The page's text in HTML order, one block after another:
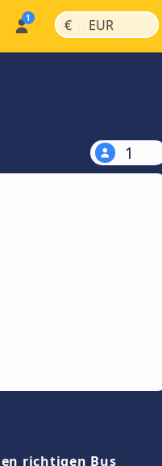
€ | EUR |
1
richtigen Bus